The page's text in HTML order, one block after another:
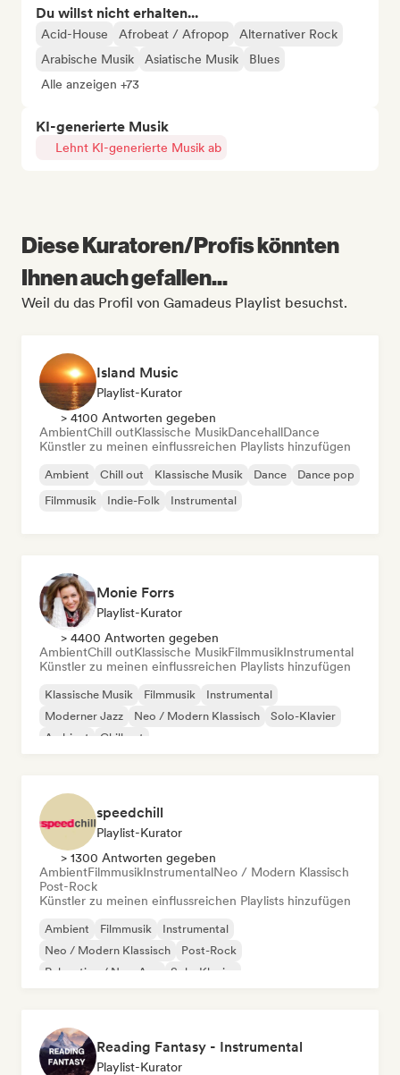
Du willst nicht erhalten...
Acid-House Afrobeat / Afropop
Alternativer Rock
Arabische Musik
Asiatische Musik
Blues
Alle anzeigen +73
KI-generierte Musik
Lehnt KI-generierte Musik ab
Diese Kuratoren/Profis könnten
Ihnen auch gefallen...
Weil du das Profil von Gamadeus Playlist besuchst.
Island Music
Playlist-Kurator
> 4100 Antworten gegeben
AmbientChill outKlassische MusikDancehallDance
Künstler zu meinen einflussreichen Playlists hinzufügen
Ambient Chill out Klassische Musik Dance
Dance pop
Filmmusik
Indie-Folk Instrumental
Monie Forrs
Playlist-Kurator
> 4400 Antworten gegeben
AmbientChill outKlassische MusikFilmmusikInstrumental
Künstler zu meinen einflussreichen Playlists hinzufügen
Klassische Musik Filmmusik
Instrumental
Moderner Jazz
Neo / Modern Klassisch
Solo-Klavier
Ambient
Chill out
speedchill
Playlist-Kurator
> 1300 Antworten gegeben
AmbientFilmmusikInstrumentalNeo / Modern Klassisch
Post-Rock
Künstler zu meinen einflussreichen Playlists hinzufügen
Ambient Filmmusik
Instrumental
Neo / Modern Klassisch
Post-Rock
Relaxation / New Age
Solo-Klavier
Reading Fantasy - Instrumental
Playlist-Kurator